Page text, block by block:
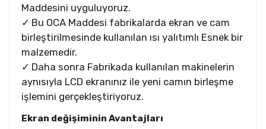
Maddesini uyguluyoruz.
Bu OCA Maddesi fabrikalarda ekran ve cam
birleştirilmesinde kullanılan ısı yalıtımlı Esnek bir
malzemedir.
Daha sonra Fabrikada kullanılan makinelerin
aynısıyla LCD ekranınız ile yeni camın birleşme
işlemini gerçekleştiriyoruz.
Ekran değişiminin Avantajları